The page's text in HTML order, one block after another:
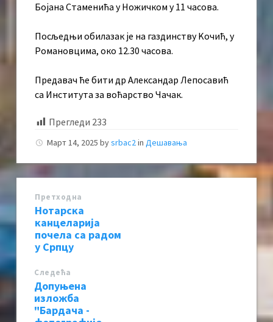
Бојана Стаменића у Ножичком у 11 часова.
Посљедњи обилазак је на газдинству Kочић, у
Романовцима, око 12.30 часова.
Предавач ће бити др Александар Лепосавић
са Института за воћарство Чачак.
Прегледи 233
Март 14, 2025 bysrbac2in Дешавања
Претходна
Нотарска
канцеларија
почела са радом
у Српцу
Следећa
Допуњена
изложба
"Бардача -